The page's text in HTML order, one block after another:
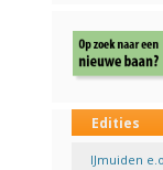
Edities
IJmuiden